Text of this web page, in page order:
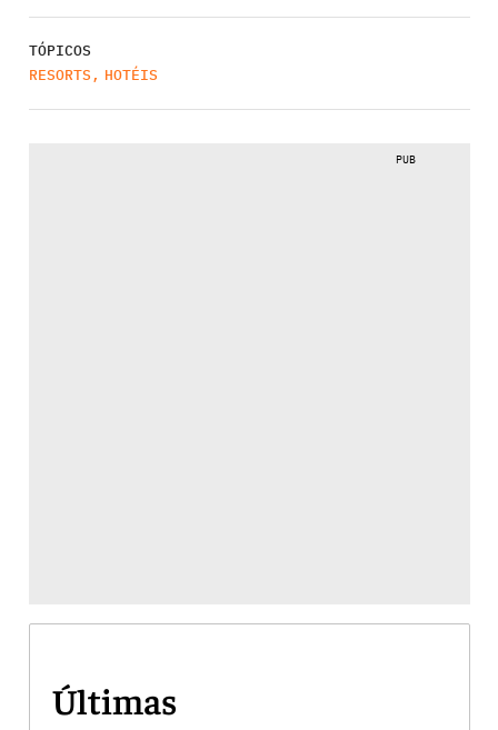
TÓPICOS
RESORTS , HOTÉIS
PUB
Últimas